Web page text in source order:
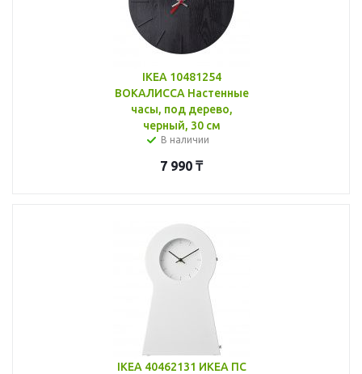
IKEA 10481254
ВОКАЛИССА Настенные
часы, под дерево,
черный, 30 см
В наличии
7 990 ₸
IKEA 40462131 ИКЕА ПС